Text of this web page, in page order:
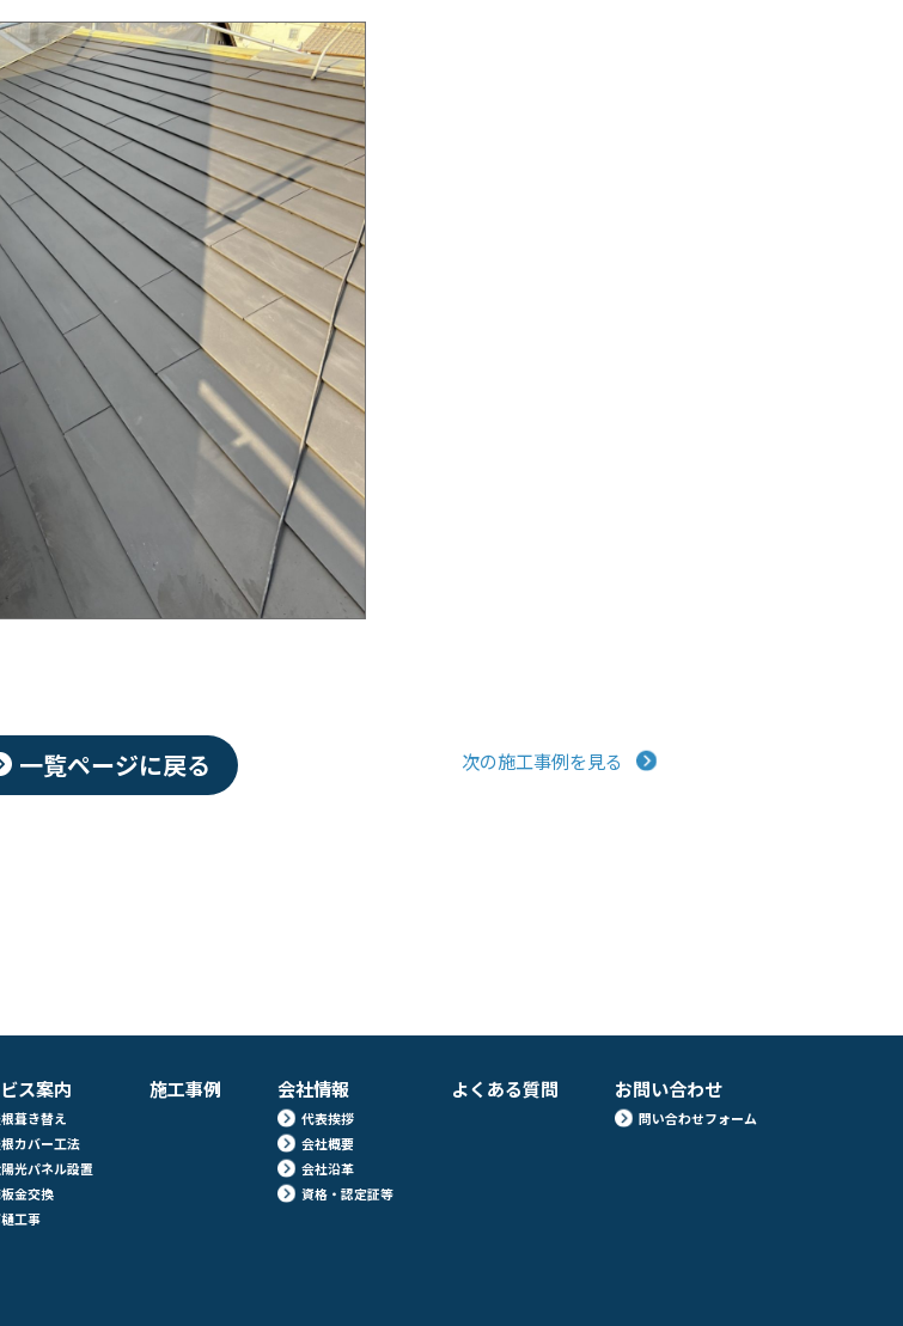
一覧ページに戻る 次の施工事例を見る
ス案内
葺き替え
カバー工法
光パネル設置
金交換
工事
施工事例 会社情報
代表挨拶
会社概要
会社沿革
資格・認定証等
よくある質問 お問い合わせ
問い合わせフォーム